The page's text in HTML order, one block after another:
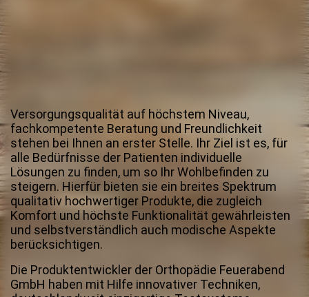
Versorgungsqualität auf höchstem Niveau,
fachkompetente Beratung und Freundlichkeit
stehen bei Ihnen an erster Stelle. Ihr Ziel ist es, für
alle Bedürfnisse der Patienten individuelle
Lösungen zu finden, um so Ihr Wohlbefinden zu
steigern. Hierfür bieten sie ein breites Spektrum
qualitativ hochwertiger Produkte, die zugleich
Komfort und höchste Funktionalität gewährleisten
und selbstverständlich auch modische Aspekte
berücksichtigen.
Die Produktentwickler der Orthopädie Feuerabend
GmbH haben mit Hilfe innovativer Techniken,